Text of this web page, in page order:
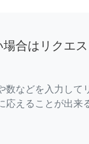
合はリクエス
数などを入力して
応えることが出来